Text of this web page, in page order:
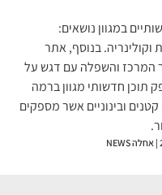
נושאים:
בנוסף, אתר
והשפלה עם דגש על
חדשותי מגוון ברמה
אשר מספקים